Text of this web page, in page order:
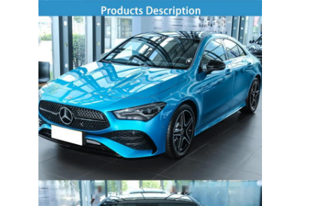
À la maison
Vidéos